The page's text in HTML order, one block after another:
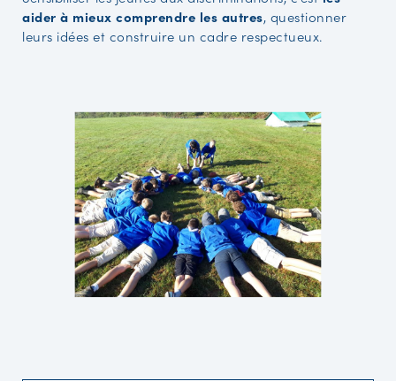
aider à mieux comprendre les autres, questionner
leurs idées et construire un cadre respectueux.